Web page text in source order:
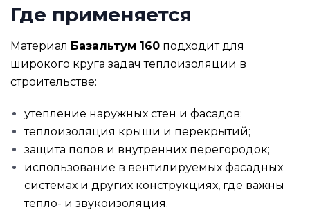
Где применяется
Материал Базальтум 160 подходит для
широкого круга задач теплоизоляции в
строительстве:
утепление наружных стен и фасадов;
теплоизоляция крыши и перекрытий;
защита полов и внутренних перегородок;
использование в вентилируемых фасадных
системах и других конструкциях, где важны
тепло- и звукоизоляция.